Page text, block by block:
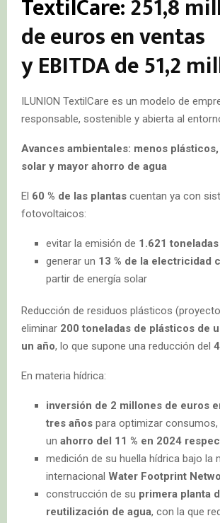
TextilCare:251,8
de euros en ventas
yEBITDA de 51,2
ILUNION TextilCare es un modelo de
responsable, sostenible y abierta al
Avances ambientales: menos
solar y mayor ahorro de agua
El 60 % de las plantas cuentan ya con
fotovoltaicos:
evitar la emisión de 1.621 toneladas
generar un 13 % de la electricidad
partir de energía solar
Reducción de residuos plásticos (proyecto
eliminar 200 toneladas de plásticos de
un año, lo que supone una reducción del
En materia hídrica:
inversión de 2 millones de euros
tres años para optimizar consumos,
un ahorro del 11 % en 2024
medición de su huella hídrica bajo la
internacional Water Footprint
construcción de su primera planta
reutilización de agua, con la que